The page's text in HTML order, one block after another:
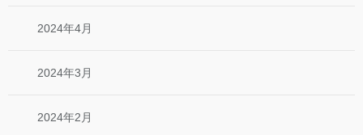
2024年4月
2024年3月
2024年2月